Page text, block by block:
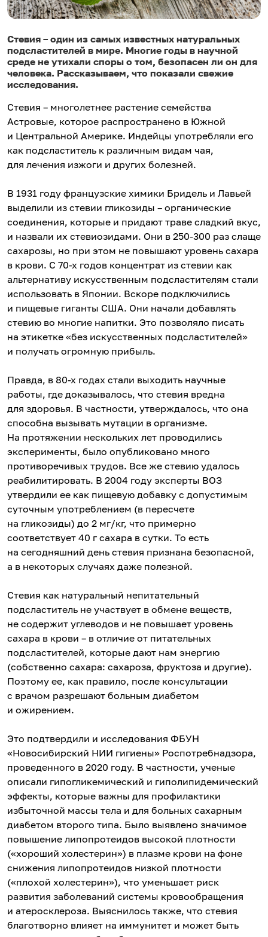
Стевия – один из самых известных натуральных
подсластителей в мире. Многие годы в научной
среде не утихали споры о том, безопасен ли он для
человека. Рассказываем, что показали свежие
исследования.
Стевия – многолетнее растение семейства
Астровые, которое распространено в Южной
и Центральной Америке. Индейцы употребляли его
как подсластитель к различным видам чая,
для лечения изжоги и других болезней.
В 1931 году французские химики Бридель и Лавьей
выделили из стевии гликозиды – органические
соединения, которые и придают траве сладкий вкус,
и назвали их стевиозидами. Они в 250-300 раз слаще
сахарозы, но при этом не повышают уровень сахара
в крови. С 70-х годов концентрат из стевии как
альтернативу искусственным подсластителям стали
использовать в Японии. Вскоре подключились
и пищевые гиганты США. Они начали добавлять
стевию во многие напитки. Это позволяло писать
на этикетке «без искусственных подсластителей»
и получать огромную прибыль.
Правда, в 80-х годах стали выходить научные
работы, где доказывалось, что стевия вредна
для здоровья. В частности, утверждалось, что она
способна вызывать мутации в организме.
На протяжении нескольких лет проводились
эксперименты, было опубликовано много
противоречивых трудов. Все же стевию удалось
реабилитировать. В 2004 году эксперты ВОЗ
утвердили ее как пищевую добавку с допустимым
суточным употреблением (в пересчете
на гликозиды) до 2 мг/кг, что примерно
соответствует 40 г сахара в сутки. То есть
на сегодняшний день стевия признана безопасной,
а в некоторых случаях даже полезной.
Стевия как натуральный непитательный
подсластитель не участвует в обмене веществ,
не содержит углеводов и не повышает уровень
сахара в крови – в отличие от питательных
подсластителей, которые дают нам энергию
(собственно сахара: сахароза, фруктоза и другие).
Поэтому ее, как правило, после консультации
с врачом разрешают больным диабетом
и ожирением.
Это подтвердили и исследования ФБУН
«Новосибирский НИИ гигиены» Роспотребнадзора,
проведенного в 2020 году. В частности, ученые
описали гипогликемический и гиполипидемический
эффекты, которые важны для профилактики
избыточной массы тела и для больных сахарным
диабетом второго типа. Было выявлено значимое
повышение липопротеидов высокой плотности
(«хороший холестерин») в плазме крови на фоне
снижения липопротеидов низкой плотности
(«плохой холестерин»), что уменьшает риск
развития заболеваний системы кровообращения
и атеросклероза. Выяснилось также, что стевия
благотворно влияет на иммунитет и может быть